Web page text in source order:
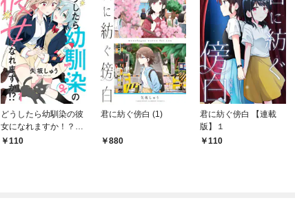
どうしたら幼馴染の彼
女になれますか！？
【連載版】１
110
君に紡ぐ傍白 (1)
880
君に紡ぐ傍白 【連載
版】１
110